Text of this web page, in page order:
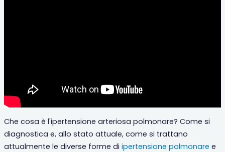
Che cosa è l'ipertensione arteriosa polmonare? Come si
diagnostica e, allo stato attuale, come si trattano
attualmente le diverse forme di ipertensione polmonare e